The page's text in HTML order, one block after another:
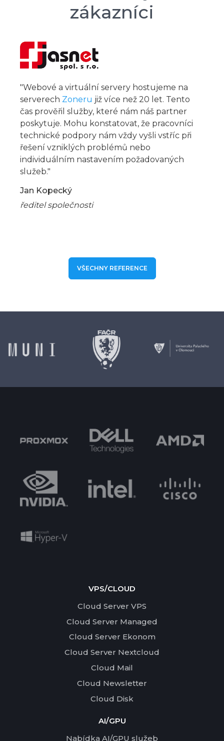
zákazníci
"Webové a virtuální servery hostujeme na
serverech Zoneru již více než 20 let. Tento
čas prověřil služby, které nám náš partner
poskytuje. Mohu konstatovat, že pracovníci
technické podpory nám vždy vyšli vstříc při
řešení vzniklých problémů nebo
individuálním nastavením požadovaných
služeb."
Jan Kopecký
ředitel společnosti
VŠECHNY REFERENCE
VPS/CLOUD
Cloud Server VPS
Cloud Server Managed
Cloud Server Ekonom
Cloud Server Nextcloud
Cloud Mail
Cloud Newsletter
Cloud Disk
AI/GPU
Nabídka AI/GPU služeb